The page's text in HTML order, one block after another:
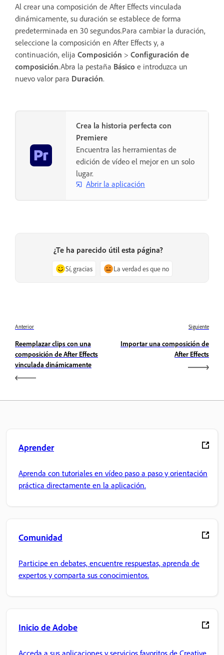
Al crear una composición de After Effects vinculada
dinámicamente, su duración se establece de forma
predeterminada en 30 segundos.Para cambiar la duración,
seleccione la composición en After Effects y, a
continuación, elija Composición > Configuración de
composición.Abra la pestaña Básico e introduzca un
nuevo valor para Duración.
Crea la historia perfecta con
Premiere
Encuentra las herramientas de
edición de vídeo el mejor en un solo
lugar.
Abrir la aplicación
¿Te ha parecido útil esta página?
Sí, gracias La verdad es que no
Anterior
Reemplazar clips con una
composición de After Effects
vinculada dinámicamente
Siguiente
Importar una composición de
After Effects
Aprender
Aprenda con tutoriales en vídeo paso a paso y orientación
práctica directamente en la aplicación.
Comunidad
Participe en debates, encuentre respuestas, aprenda de
expertos y comparta sus conocimientos.
Inicio de Adobe